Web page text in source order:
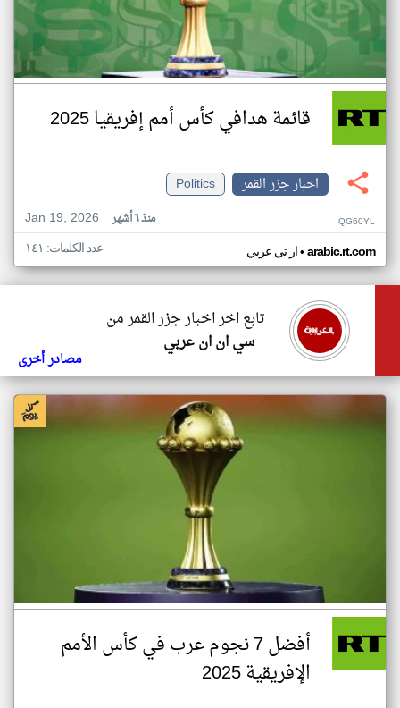
قائمة هدافي كأس أمم إفريقيا 2025
اخبار جزر القمر
Politics
Jan 19, 2026
منذ ٦ أشهر QG60YL
ار تي عربي• arabic.rt.com عدد الكلمات: ١٤١
تابع اخر اخبار جزر القمر من
سي ان ان عربي
مصادر أخرى
أفضل 7 نجوم عرب في كأس الأمم
الإفريقية 2025